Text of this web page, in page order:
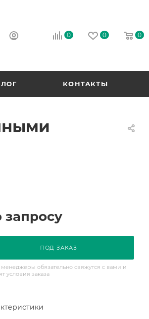
0 0 0
КОНТАКТЫ
запросу
ПОД ЗАКАЗ
обязательно свяжутся с вами и
условия заказа